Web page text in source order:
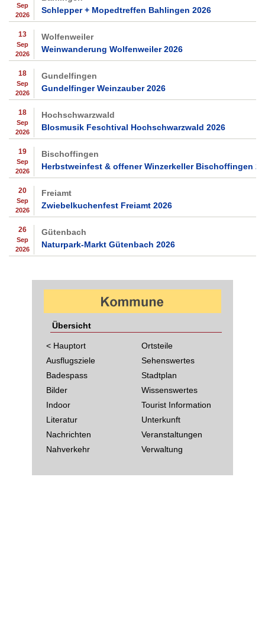
Sep
2026
Schlepper + Mopedtreffen Bahlingen 2026
13
Sep
2026
Wolfenweiler
Weinwanderung Wolfenweiler 2026
18
Sep
2026
Gundelfingen
Gundelfinger Weinzauber 2026
18
Sep
2026
Hochschwarzwald
Blosmusik Feschtival Hochschwarzwald 2026
19
Sep
2026
Bischoffingen
Herbstweinfest & offener Winzerkeller Bischoffingen
20
Sep
2026
Freiamt
Zwiebelkuchenfest Freiamt 2026
26
Sep
2026
Gütenbach
Naturpark-Markt Gütenbach 2026
Übersicht
< Hauptort
Ausflugsziele
Badespass
Bilder
Indoor
Literatur
Nachrichten
Nahverkehr
Ortsteile
Sehenswertes
Stadtplan
Wissenswertes
Tourist Information
Unterkunft
Veranstaltungen
Verwaltung